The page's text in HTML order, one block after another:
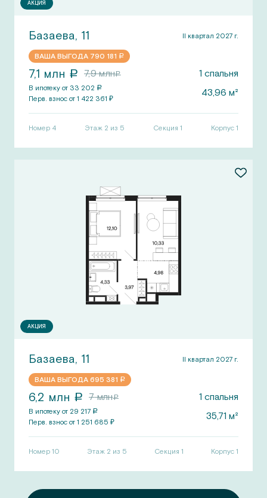
АКЦИЯ
Базаева, 11 II квартал 2027 г.
ВАША ВЫГОДА 790 181 a
7,1 млн a 7,9млнa 1 спальня
В ипотеку от 33 202 a
Перв. взнос от 1 422 361 ₽ 43,96 м²
Номер 4 Этаж 2 из 5 Секция 1 Корпус 1
АКЦИЯ
Базаева, 11 II квартал 2027 г.
ВАША ВЫГОДА 695 381 a
6,2 млн a 7млнa 1 спальня
В ипотеку от 29 217 a
Перв. взнос от 1 251 685 ₽ 35,71 м²
Номер 10 Этаж 2 из 5 Секция 1 Корпус 1